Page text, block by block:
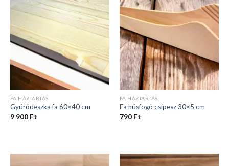
FA HÁZTARTÁS
Gyúródeszka fa 60×40 cm
9 900 Ft
FA HÁZTARTÁS
Fa húsfogó csipesz 30×5 cm
790 Ft